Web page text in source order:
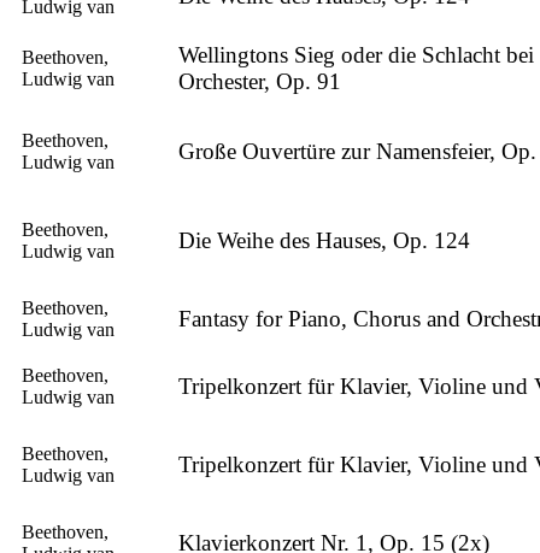
Ludwig van
Beethoven,
Ludwig van
Wellingtons Sieg oder die Schlacht
Orchester, Op. 91
Beethoven,
Ludwig van
Große Ouvertüre zur Namensfeier,
Beethoven,
Ludwig van
Die Weihe des Hauses, Op. 124
Beethoven,
Ludwig van
Fantasy for Piano, Chorus and
Beethoven,
Ludwig van
Tripelkonzert für Klavier, Violine und
Beethoven,
Ludwig van
Tripelkonzert für Klavier, Violine und
Beethoven,
Klavierkonzert Nr. 1, Op. 15 (2x)